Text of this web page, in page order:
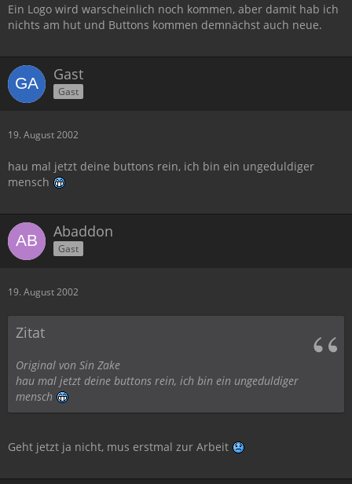
Ein Logo wird warscheinlich noch kommen, aber damit hab ich
nichts am hut und Buttons kommen demnächst auch neue.
Gast
Gast
19. August 2002
hau mal jetzt deine buttons rein, ich bin ein ungeduldiger
mensch
Abaddon
Gast
19. August 2002
Zitat
Original von Sin Zake
hau mal jetzt deine buttons rein, ich bin ein ungeduldiger
mensch
Geht jetzt ja nicht, mus erstmal zur Arbeit